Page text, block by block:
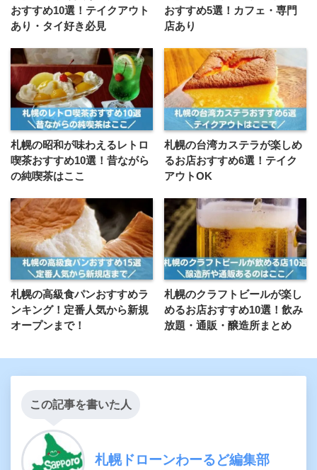
おすすめ10選！テイクアウト
あり・タイ好き必見
おすすめ5選！カフェ・専門
店あり
札幌の昭和が味わえるレトロ
喫茶おすすめ10選！昔ながら
の純喫茶はここ
札幌の台湾カステラが楽しめ
るお店おすすめ6選！テイク
アウトOK
札幌の高級食パンおすすめラ
ンキング！定番人気から新規
オープンまで！
札幌のクラフトビールが楽し
めるお店おすすめ10選！飲み
放題・通販・醸造所まとめ
この記事を書いた人
札幌ドローンわーるど編集部